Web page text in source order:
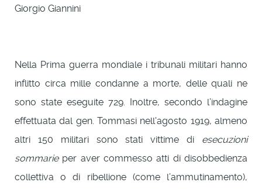
Giorgio Giannini
Nella Prima guerra mondiale i tribunali militari hanno
inflitto circa mille condanne a morte, delle quali ne
sono state eseguite 729. Inoltre, secondo l’indagine
effettuata dal gen. Tommasi nell'agosto 1919, almeno
altri 150 militari sono stati vittime di esecuzioni
sommarieper aver commesso atti di disobbedienza
collettiva o di ribellione (come l’ammutinamento),